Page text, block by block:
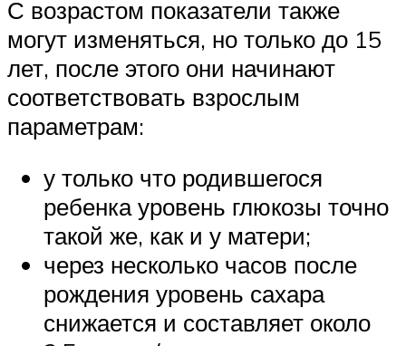
С возрастом показатели также
могут изменяться, но только до 15
лет, после этого они начинают
соответствовать взрослым
параметрам:
у только что родившегося
ребенка уровень глюкозы точно
такой же, как и у матери;
через несколько часов после
рождения уровень сахара
снижается и составляет около